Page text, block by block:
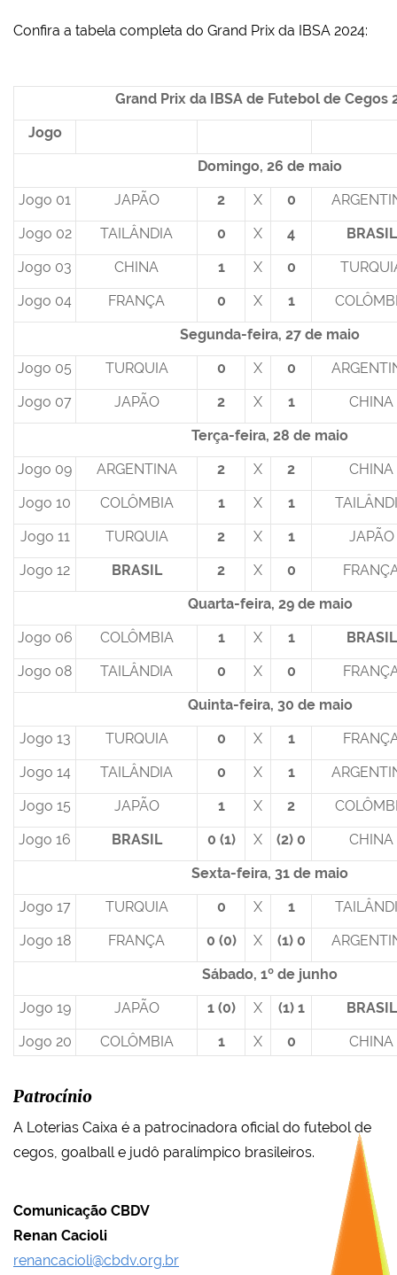
Confira a tabela completa do Grand Prix da IBSA 2024:
Grand Prix da IBSA de Futebol de Cegos
Jogo
Domingo, 26 de maio
Jogo 01
JAPÃO 2 X 0
Jogo 02
TAILÂNDIA 0 X 4
BRASIL
Jogo 03
CHINA 1 X 0
Jogo 04
FRANÇA 0 X 1
Segunda-feira, 27 de maio
Jogo 05
TURQUIA 0 X 0
Jogo 07
JAPÃO 2 X 1
CHINA
Terça-feira, 28 de maio
Jogo 09
ARGENTINA 2 X 2
CHINA
Jogo 10
COLÔMBIA 1 X 1
Jogo 11
TURQUIA 2 X 1
JAPÃO
Jogo 12
BRASIL 2 X 0
Quarta-feira, 29 de maio
Jogo 06
COLÔMBIA 1 X 1
BRASIL
Jogo 08
TAILÂNDIA 0 X 0
Quinta-feira, 30 de maio
Jogo 13
TURQUIA 0 X 1
Jogo 14
TAILÂNDIA 0 X 1
Jogo 15
JAPÃO 1 X 2
Jogo 16
BRASIL 0 (1) X (2) 0
CHINA
Sexta-feira, 31 de maio
Jogo 17
TURQUIA 0 X 1
Jogo 18
FRANÇA 0 (0) X (1) 0
Sábado, 1º de junho
Jogo 19
JAPÃO 1 (0) X (1) 1
BRASIL
Jogo 20
COLÔMBIA 1 X 0 CHINA
Patrocínio
A Loterias Caixa é a patrocinadora oficial do futebol de
cegos, goalball e judô paralímpico brasileiros.
Comunicação CBDV
Renan Cacioli
renancacioli@cbdv.org.br